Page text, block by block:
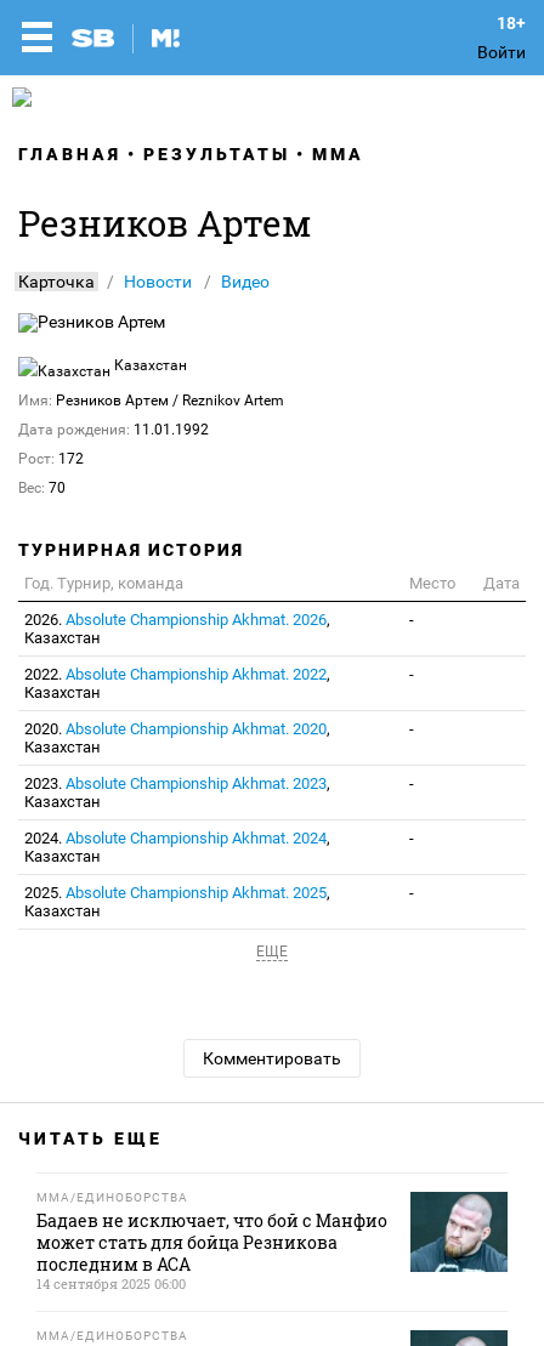
Войти
ГЛАВНАЯ РЕЗУЛЬТАТЫ ММА
Резников Артем
Карточка Новости Видео
Казахстан
Имя: Резников Артем / Reznikov Artem
Дата рождения: 11.01.1992
Рост: 172
Вес: 70
ТУРНИРНАЯ ИСТОРИЯ
Год. Турнир, команда Место
Дата
2026. Absolute Championship Akhmat. 2026,
Казахстан
-
2022. Absolute Championship Akhmat. 2022,
Казахстан
-
2020. Absolute Championship Akhmat. 2020,
Казахстан
-
2023. Absolute Championship Akhmat. 2023,
Казахстан
-
2024. Absolute Championship Akhmat. 2024,
Казахстан
-
2025. Absolute Championship Akhmat. 2025,
Казахстан
-
ЕЩЕ
Комментировать
ЧИТАТЬ ЕЩЕ
MMA/ЕДИНОБОРСТВА
Бадаев не исключает, что бой с Манфио
может стать для бойца Резникова
последним в АСА
14 сентября 2025 06:00
MMA/ЕДИНОБОРСТВА